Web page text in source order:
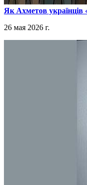
​Як Ахметов українців
26 мая 2026 г.